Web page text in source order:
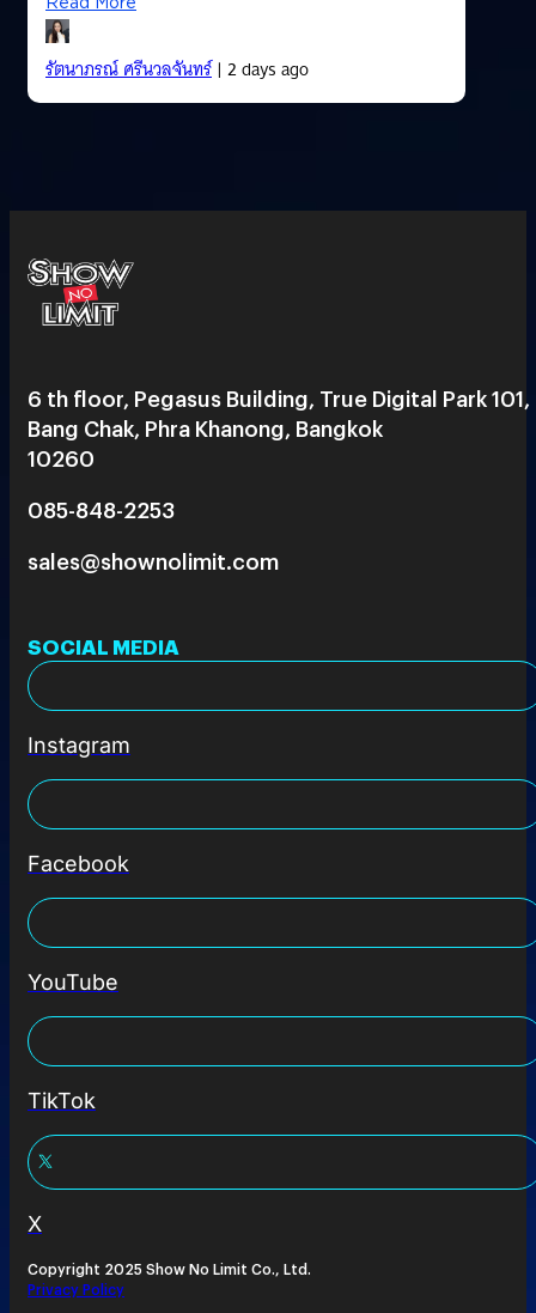
รัตนาภรณ์ ศรีนวลจันทร์| 2 days ago
6 th floor, Pegasus Building, True Digital Park 101,
Bang Chak, Phra Khanong, Bangkok
10260
085-848-2253
sales@shownolimit.com
SOCIAL MEDIA
Instagram
Facebook
YouTube
TikTok
X
Copyright 2025 Show No Limit Co., Ltd.
Privacy Policy